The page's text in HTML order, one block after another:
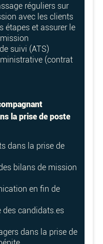
réguliers sur
avec les clients
étapes et assurer le
suivi (ATS)
(contrat
la prise de poste
dans la prise de
bilans de mission
en fin de
des candidats.es
dans la prise de